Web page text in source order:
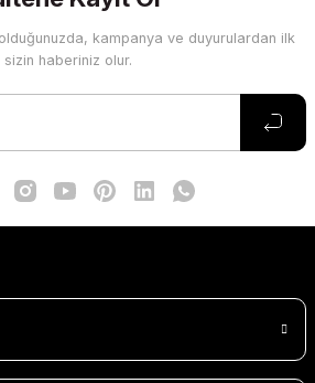
kampanya ve duyurulardan ilk
sizin haberiniz olur.